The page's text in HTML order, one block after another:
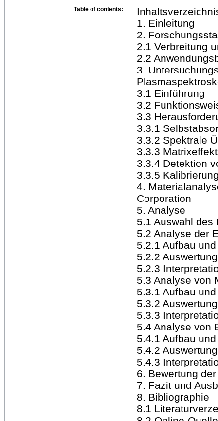
Table of contents:
1. Einleitung
2.
2.1 Verbreitung
2.2
3.
3.1 Einführung
3.2
3.3
3.3.1
3.3.2 Spektrale
3.3.3 Matrixeffekt
3.3.4 Detektion
3.3.5
4.
Corporation
5. Analyse
5.1 Auswahl des
5.2 Analyse der
5.2.1 Aufbau
5.2.2 Auswertung
5.2.3
5.3 Analyse von
5.3.1 Aufbau
5.3.2 Auswertung
5.3.3
5.4 Analyse von
5.4.1 Aufbau
5.4.2 Auswertung
5.4.3
6. Bewertung
7. Fazit und
8. Bibliographie
8.1